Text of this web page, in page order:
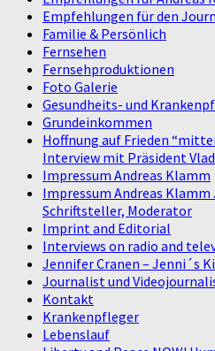
Empfehlungen für den
Familie & Persönlich
Fernsehen
Fernsehproduktionen
Foto Galerie
Gesundheits- und
Grundeinkommen
Hoffnung auf Frieden
Interview mit Präsident
Impressum Andreas Klamm
Impressum Andreas
Schriftsteller, Moderator
Imprint and Editorial
Interviews on radio and
Jennifer Cranen – Jenni´s
Journalist und
Kontakt
Krankenpfleger
Lebenslauf